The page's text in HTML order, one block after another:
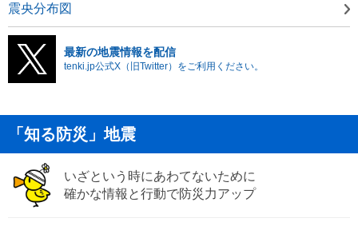
震央分布図
最新の地震情報を配信
tenki.jp公式X（旧Twitter）をご利用ください。
「知る防災」地震
いざという時にあわてないために
確かな情報と行動で防災力アップ